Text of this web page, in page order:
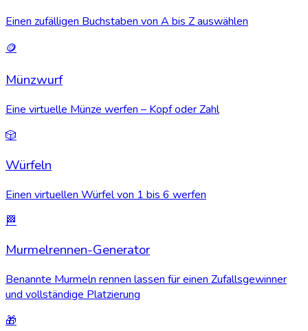
Einen zufälligen Buchstaben von A bis Z auswählen
🪙
Münzwurf
Eine virtuelle Münze werfen – Kopf oder Zahl
🎲
Würfeln
Einen virtuellen Würfel von 1 bis 6 werfen
🏁
Murmelrennen-Generator
Benannte Murmeln rennen lassen für einen Zufallsgewinner
und vollständige Platzierung
🎁